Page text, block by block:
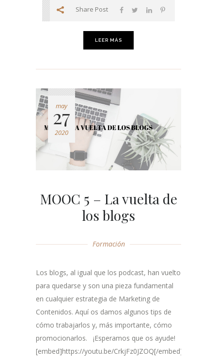
Share Post
LEER MÁS
may
27
2020
MOOC 5 – La vuelta de
los blogs
Formación
Los blogs, al igual que los podcast, han vuelto
para quedarse y son una pieza fundamental
en cualquier estrategia de Marketing de
Contenidos. Aquí os damos algunos tips de
cómo trabajarlos y, más importante, cómo
promocionarlos. ¡Esperamos que os ayude!
[embed]https://youtu.be/CrkjFz0JZOQ[/embed]...